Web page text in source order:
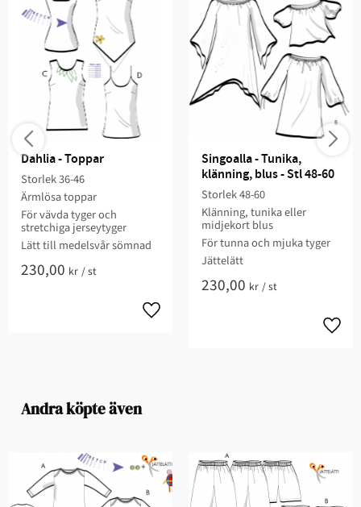
Dahlia - Toppar
Storlek 36-46​
Ärmlösa toppar​
För vävda tyger och
stretchiga jerseytyger
Lätt till medelsvår sömnad​​
230,00 kr /st
Singoalla - Tunika,
klänning, blus - Stl 48-60
Storlek 48-60
Klänning, tunika eller
midjekort blus​​​
För tunna och mjuka tyger
Jättelätt​
230,00 kr /st
Andra köpte även